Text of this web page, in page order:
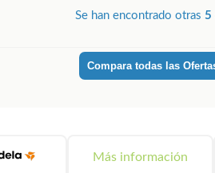
Se han encontrado otras5
Compara todas las
Más información